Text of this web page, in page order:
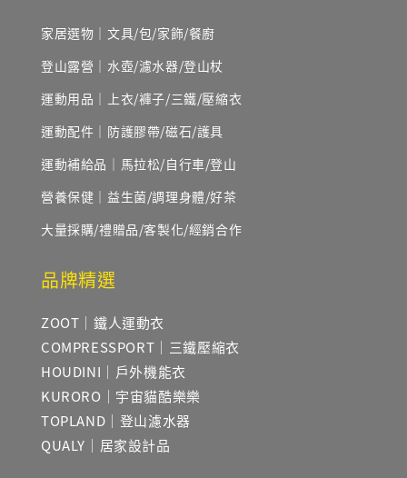
家居選物｜文具/包/家飾/餐廚
登山露營｜水壺/濾水器/登山杖
運動用品｜上衣/褲子/三鐵/壓縮衣
運動配件｜防護膠帶/磁石/護具
運動補給品｜馬拉松/自行車/登山
營養保健｜益生菌/調理身體/好茶
大量採購/禮贈品/客製化/經銷合作
品牌精選
ZOOT｜鐵人運動衣
COMPRESSPORT｜三鐵壓縮衣
HOUDINI｜戶外機能衣
KURORO｜宇宙貓酷樂樂
TOPLAND｜登山濾水器
QUALY｜居家設計品